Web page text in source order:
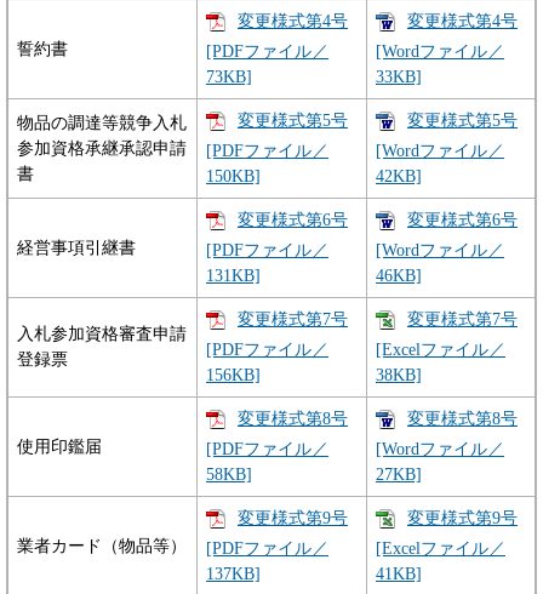
誓約書
変更様式第4号
[PDFファイル／
73KB]
変更様式第4号
[Wordファイル／
33KB]
物品の調達等競争入札
参加資格承継承認申請
書
変更様式第5号
[PDFファイル／
150KB]
変更様式第5号
[Wordファイル／
42KB]
経営事項引継書
変更様式第6号
[PDFファイル／
131KB]
変更様式第6号
[Wordファイル／
46KB]
入札参加資格審査申請
登録票
変更様式第7号
[PDFファイル／
156KB]
変更様式第7号
[Excelファイル／
38KB]
使用印鑑届
変更様式第8号
[PDFファイル／
58KB]
変更様式第8号
[Wordファイル／
27KB]
業者カード（物品等）
変更様式第9号
[PDFファイル／
137KB]
変更様式第9号
[Excelファイル／
41KB]